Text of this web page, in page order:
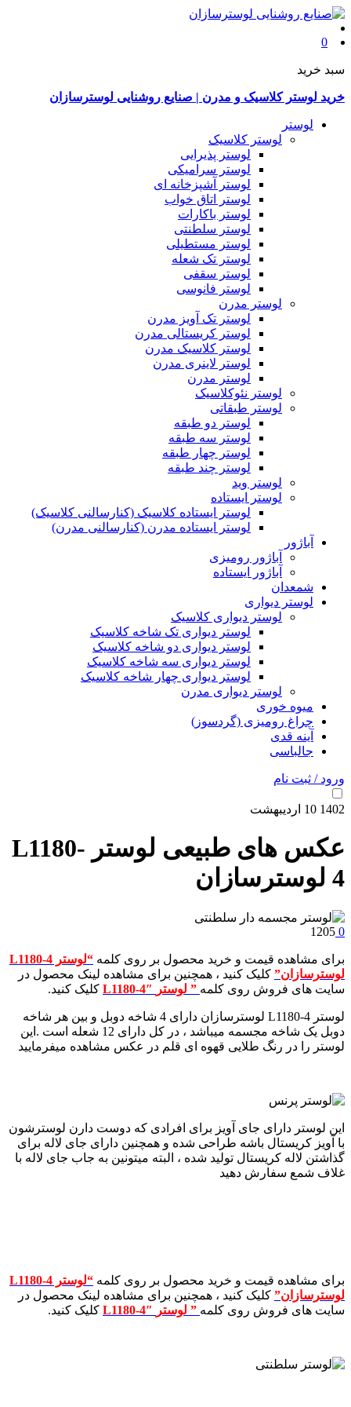
0
سبد خرید
خرید لوستر کلاسیک و مدرن | صنایع روشنایی لوسترسازان
لوستر
لوستر کلاسیک
لوستر پذیرایی
لوستر سرامیکی
لوستر آشپزخانه ای
لوستر اتاق خواب
لوستر باکارات
لوستر سلطنتی
لوستر مستطیلی
لوستر تک شعله
لوستر سقفی
لوستر فانوسی
لوستر مدرن
لوستر تک آویز مدرن
لوستر کریستالی مدرن
لوستر کلاسیک مدرن
لوستر لاینری مدرن
لوستر مدرن
لوستر نئوکلاسیک
لوستر طبقاتی
لوستر دو طبقه
لوستر سه طبقه
لوستر چهار طبقه
لوستر چند طبقه
لوستر وید
لوستر ایستاده
لوستر ایستاده کلاسیک (کنارسالنی کلاسیک)
لوستر ایستاده مدرن (کنارسالنی مدرن)
آباژور
آباژور رومیزی
آباژور ایستاده
شمعدان
لوستر دیواری
لوستر دیواری کلاسیک
لوستر دیواری تک شاخه کلاسیک
لوستر دیواری دو شاخه کلاسیک
لوستر دیواری سه شاخه کلاسیک
لوستر دیواری چهار شاخه کلاسیک
لوستر دیواری مدرن
میوه خوری
چراغ رومیزی (گردسوز)
آینه قدی
جالباسی
ورود / ثبت نام
1402
10 اردیبهشت
عکس های طبیعی لوستر L1180-
4 لوسترسازان
0
1205
برای مشاهده قیمت و خرید محصول بر روی کلمه
“لوستر L1180-4
لوسترسازان” کلیک کنید ، همچنین برای مشاهده لینک محصول در
سایت های فروش روی کلمه ” لوستر L1180-4″ کلیک کنید.
لوستر L1180-4 لوسترسازان دارای 4 شاخه دوبل و بین هر شاخه
دوبل یک شاخه مجسمه میباشد ، در کل دارای 12 شعله است .این
لوستر را در رنگ طلایی قهوه ای قلم در عکس مشاهده میفرمایید
این لوستر دارای جای آویز برای افرادی که دوست دارن لوسترشون
با آویز کریستال باشه طراحی شده و همچنین دارای جای لاله برای
گذاشتن لاله کریستال تولید شده ، البته میتونین به جاب جای لاله با
غلاف شمع سفارش دهید
برای مشاهده قیمت و خرید محصول بر روی کلمه
“لوستر L1180-4
لوسترسازان” کلیک کنید ، همچنین برای مشاهده لینک محصول در
سایت های فروش روی کلمه ” لوستر L1180-4″ کلیک کنید.